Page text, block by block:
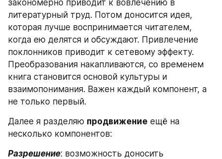
закономерно приводит к вовлечению в
литературный труд. Потом доносится идея,
которая лучше воспринимается читателем,
когда ею делятся и обсуждают. Привлечение
поклонников приводит к сетевому эффекту.
Преобразования накапливаются, со временем
книга становится основой культуры и
взаимопонимания. Важен каждый компонент, а
не только первый.
Далее я разделяю продвижение ещё на
несколько компонентов:
Разрешение: возможность доносить